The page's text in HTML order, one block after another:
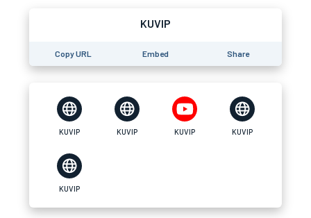
KUVIP
Copy URL Embed Share
KUVIP KUVIP KUVIP KUVIP
KUVIP